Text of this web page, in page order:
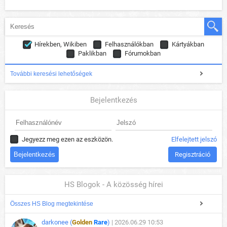
Hírekben, Wikiben Felhasználókban
Kártyákban
Paklikban
Fórumokban
További keresési lehetőségek
Bejelentkezés
Jegyezz meg ezen az eszközön. Elfelejtett jelszó
Regisztráció
HS Blogok - A közösség hírei
Összes HS Blog megtekintése
darkonee (Golden Rare) | 2026.06.29 10:53